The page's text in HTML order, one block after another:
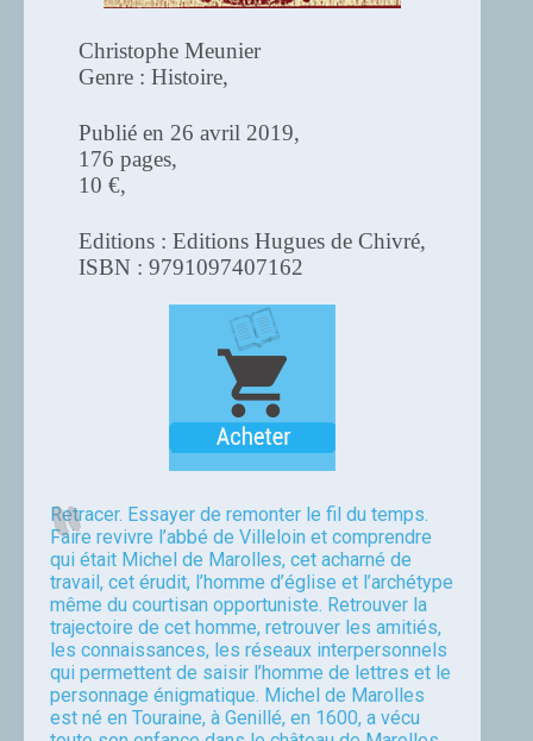
Christophe Meunier
Genre : Histoire,
Publié en 26 avril 2019,
176 pages,
10 €,
Editions : Editions Hugues de Chivré,
ISBN : 9791097407162
Retracer. Essayer de remonter le fil du temps.
Faire revivre l’abbé de Villeloin et comprendre
qui était Michel de Marolles, cet acharné de
travail, cet érudit, l’homme d’église et l’archétype
même du courtisan opportuniste. Retrouver la
trajectoire de cet homme, retrouver les amitiés,
les connaissances, les réseaux interpersonnels
qui permettent de saisir l’homme de lettres et le
personnage énigmatique. Michel de Marolles
est né en Touraine, à Genillé, en 1600, a vécu